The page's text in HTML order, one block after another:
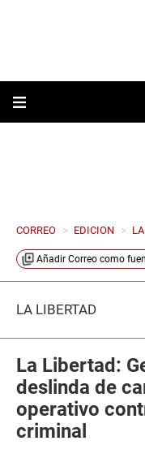
CORREO > EDICION >
Añadir Correo como
LA LIBERTAD
La Libertad:
deslinda de
operativo
criminal